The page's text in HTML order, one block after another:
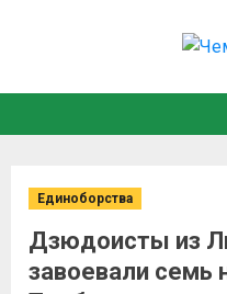
Единоборства
Дзюдоисты из
завоевали семь